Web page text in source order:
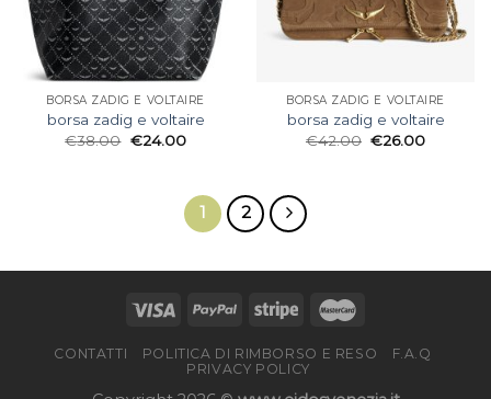
BORSA ZADIG E VOLTAIRE
borsa zadig e voltaire
€38.00 €24.00
BORSA ZADIG E VOLTAIRE
borsa zadig e voltaire
€42.00 €26.00
1 2
CONTATTI POLITICA DI RIMBORSO E RESO
F.A.Q
PRIVACY POLICY